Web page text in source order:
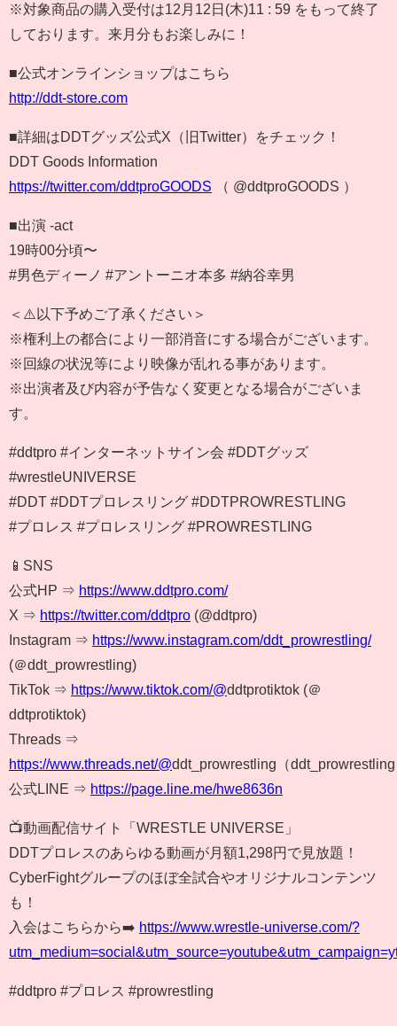
※対象商品の購入受付は12月12日(木)11 : 59 をもって終了
しております。来月分もお楽しみに！
■公式オンラインショップはこちら
http://ddt-store.com
■詳細はDDTグッズ公式X（旧Twitter）をチェック！
DDT Goods Information
https://twitter.com/ddtproGOODS （ @ddtproGOODS ）
■出演 -act
19時00分頃〜
#男色ディーノ #アントーニオ本多 #納谷幸男
＜⚠️以下予めご了承ください＞
※権利上の都合により一部消音にする場合がございます。
※回線の状況等により映像が乱れる事があります。
※出演者及び内容が予告なく変更となる場合がございま
す。
#ddtpro #インターネットサイン会 #DDTグッズ
#wrestleUNIVERSE
#DDT #DDTプロレスリング #DDTPROWRESTLING
#プロレス #プロレスリング #PROWRESTLING
📱SNS
公式HP ⇒ https://www.ddtpro.com/
X ⇒ https://twitter.com/ddtpro (@ddtpro)
Instagram ⇒ https://www.instagram.com/ddt_prowrestling/
(＠ddt_prowrestling)
TikTok ⇒ https://www.tiktok.com/@ddtprotiktok (＠
ddtprotiktok)
Threads ⇒
https://www.threads.net/@ddt_prowrestling（
公式LINE ⇒ https://page.line.me/hwe8636n
📺動画配信サイト「WRESTLE UNIVERSE」
DDTプロレスのあらゆる動画が月額1,298円で見放題！
CyberFightグループのほぼ全試合やオリジナルコンテンツ
も！
入会はこちらから➡️ https://www.wrestle-universe.com/?
#ddtpro #プロレス #prowrestling